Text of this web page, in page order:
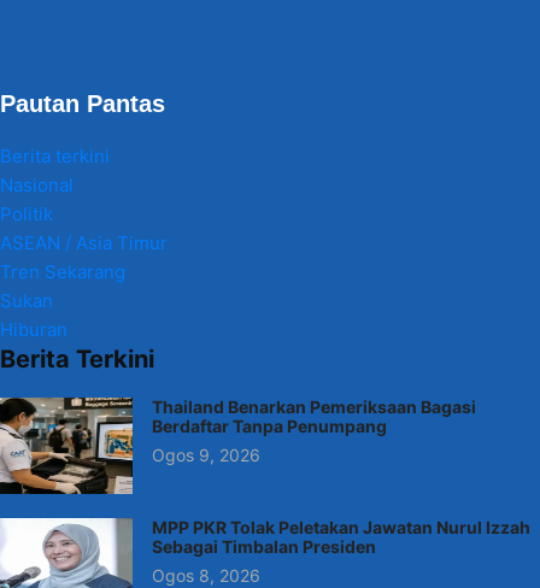
Pautan Pantas
Berita terkini
Nasional
Politik
ASEAN / Asia Timur
Tren Sekarang
Sukan
Hiburan
Berita Terkini
Thailand Benarkan Pemeriksaan Bagasi
Berdaftar Tanpa Penumpang
Ogos 9, 2026
MPP PKR Tolak Peletakan Jawatan Nurul Izzah
Sebagai Timbalan Presiden
Ogos 8, 2026